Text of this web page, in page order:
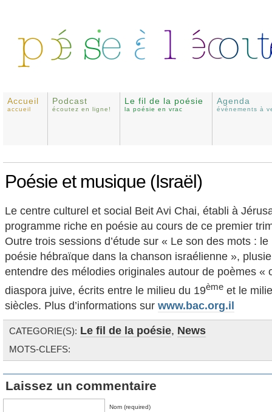
Accueil
accueil
Podcast
écoutez en ligne!
Le fil de la poésie
la poésie en vrac
Agenda
événements à
Poésie et musique (Israël)
Le centre culturel et social Beit Avi Chai, établi à
programme riche en poésie au cours de ce premier
Outre trois sessions d’étude sur « Le son des mots :
poésie hébraïque dans la chanson israélienne »,
entendre des mélodies originales autour de poèmes «
diaspora juive, écrits entre le milieu du 19ème et le
siècles. Plus d’informations sur www.bac.org.il
CATEGORIE(S): Le fil de la poésie, News
MOTS-CLEFS:
Laissez un commentaire
Nom (required)